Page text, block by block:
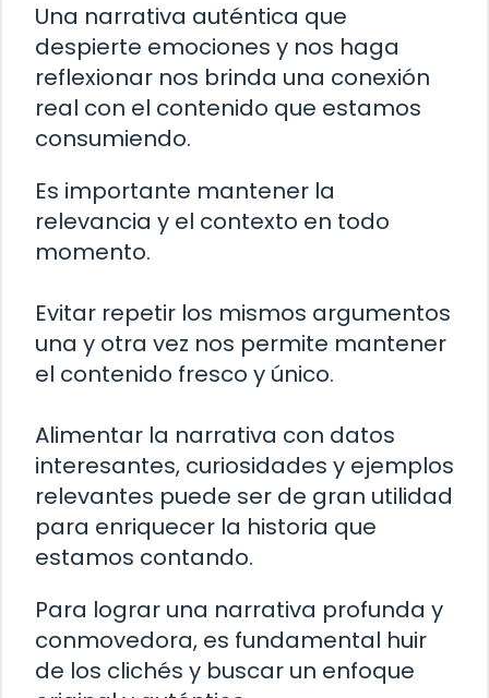
Una narrativa auténtica que
despierte emociones y nos haga
reflexionar nos brinda una conexión
real con el contenido que estamos
consumiendo.
Es importante mantener la
relevancia y el contexto en todo
momento.
Evitar repetir los mismos argumentos
una y otra vez nos permite mantener
el contenido fresco y único.
Alimentar la narrativa con datos
interesantes, curiosidades y ejemplos
relevantes puede ser de gran utilidad
para enriquecer la historia que
estamos contando.
Para lograr una narrativa profunda y
conmovedora, es fundamental huir
de los clichés y buscar un enfoque